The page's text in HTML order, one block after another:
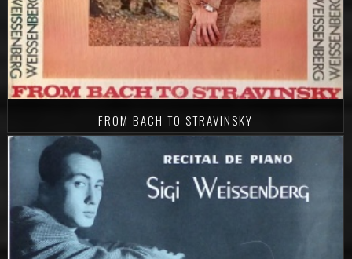
FROM BACH TO STRAVINSKY